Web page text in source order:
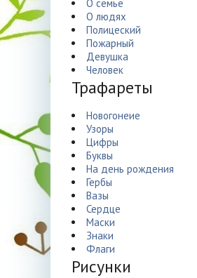
О семье
О людях
Полицеский
Пожарный
Девушка
Человек
Трафареты
Новогонеие
Узоры
Цифры
Буквы
На день рождения
Гербы
Вазы
Сердце
Маски
Знаки
Флаги
Рисунки